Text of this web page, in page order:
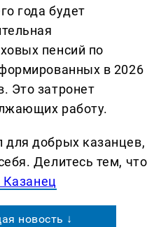
года будет
пенсий по
в 2026
Это затронет
работу.
для добрых казанцев,
Делитеcь тем, что
Казанец
новость ↓